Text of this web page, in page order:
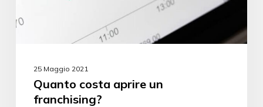
25 Maggio 2021
Quanto costa aprire un
franchising?